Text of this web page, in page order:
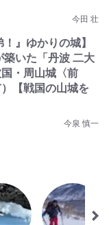
今田 壮
』ゆかりの城】
いた「丹波 二大
・周山城〈前
【戦国の山城を
今泉 慎一